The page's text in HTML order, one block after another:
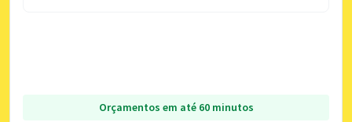
Orçamentos em até 60 minutos